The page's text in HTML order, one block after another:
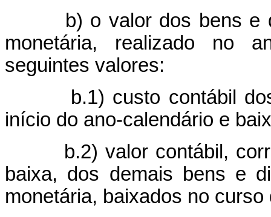
b) o valor dos bens e
monetária, realizado no
seguintes valores:
b.1) custo contábil dos
início do ano-calendário e
b.2) valor contábil,
baixa, dos demais bens e
monetária, baixados no